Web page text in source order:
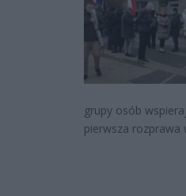
grupy osób
pierwsza rozprawa